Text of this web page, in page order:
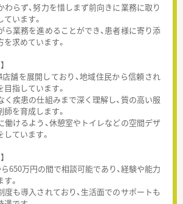
らず、努力を惜しまず前向きに業務に取り
います。
業務を進めることができ、患者様に寄り添
求めています。
舗を展開しており、地域住民から信頼され
指しています。
疾患の仕組みまで深く理解し、質の高い服
を育成します。
けるよう、休憩室やトイレなどの空間デザ
ています。
650万円の間で相談可能であり、経験や能力
。
も導入されており、生活面でのサポートも